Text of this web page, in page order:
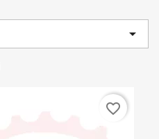

favorite_border